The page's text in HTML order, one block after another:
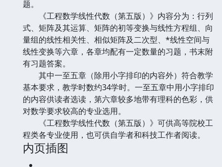
题。
《工程数学线性代数（第五版）》内容分为：行列
式、矩阵及其运算、矩阵的初等变换与线性方程组、向
量组的线性相关性、相似矩阵及二次型、*线性空间与
线性变换等六章，各章均配有一定数量的习题，书末附
有习题答案。
其中一至五章（除用小字排印的内容外）符合教学
基本要求，教学时数约34学时。一至五章中用小字排印
的内容供读者选读，第六章较多地带有理科的色彩，供
对数学要求较高的专业选用。
《工程数学线性代数（第五版）》可供高等院校工
程类各专业使用，也可供自学者和科技工作者阅读。
内页插图